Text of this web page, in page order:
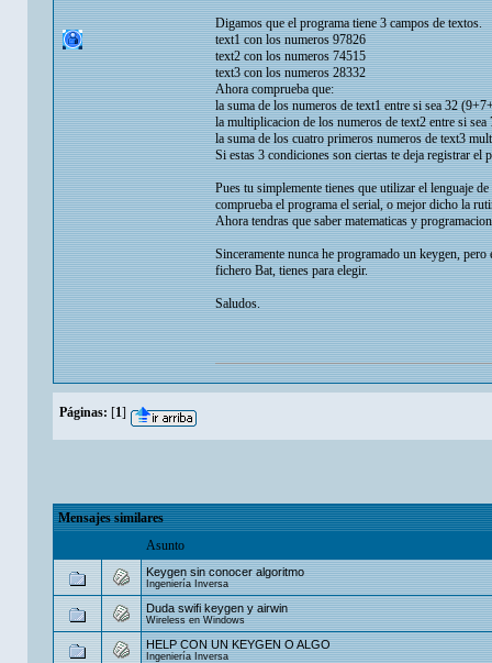
Digamos que el programa tiene 3 campos de textos.
text1 con los numeros 97826
text2 con los numeros 74515
text3 con los numeros 28332
Ahora comprueba que:
la suma de los numeros de text1 entre si sea 32
la multiplicacion de los numeros de text2 entre si
la suma de los cuatro primeros numeros de text3
Si estas 3 condiciones son ciertas te deja registrar el
Pues tu simplemente tienes que utilizar el lenguaje
comprueba el programa el serial, o mejor dicho la
Ahora tendras que saber matematicas y
Sinceramente nunca he programado un keygen,
fichero Bat, tienes para elegir.
Saludos.
Páginas: [1]
Mensajes similares
Asunto
Keygen sin conocer algoritmo
Ingeniería Inversa
Duda swifi keygen y airwin
Wireless en Windows
HELP CON UN KEYGEN O ALGO
Ingeniería Inversa